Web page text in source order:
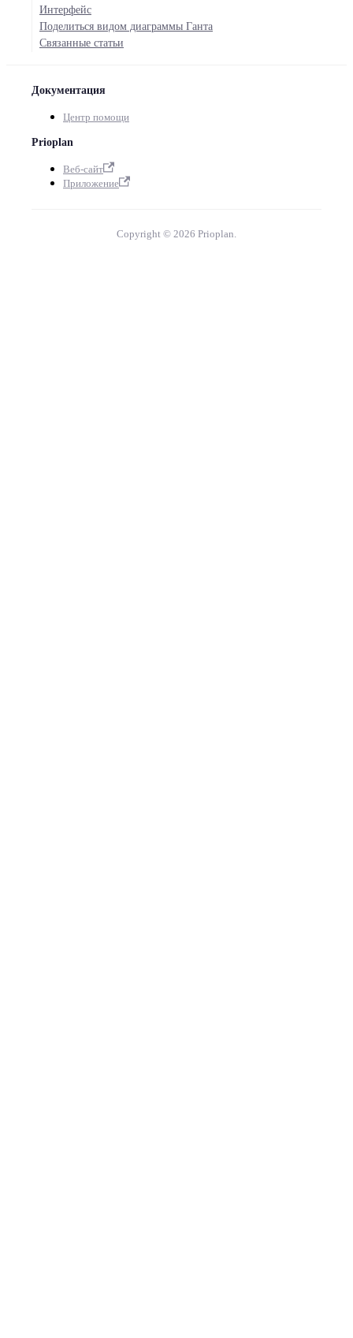
Интерфейс
Поделиться видом диаграммы Ганта
Связанные статьи
Документация
Центр помощи
Prioplan
Веб-сайт
Приложение
Copyright © 2026 Prioplan.